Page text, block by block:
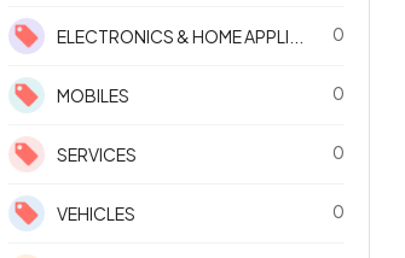
ELECTRONICS & HOME APPLI... 0
MOBILES 0
SERVICES 0
VEHICLES 0